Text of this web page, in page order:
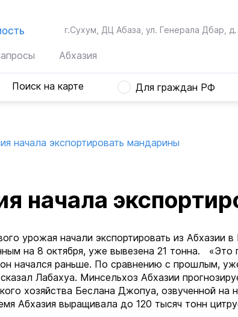
г.Сухум, ДЦ Абаза, ул. Генерала Дбар,
Абхазия
Поиск на карте Для граждан РФ
начала экспортировать мандарины
начала
урожая начали экспортировать из Абхазии
на 8 октября, уже вывезена 21 тонна.
начался раньше. По сравнению с прошлым,
сказал Лабахуа. Минсельхоз Абхазии
хозяйства Беслана Джопуа, озвученной
Абхазия выращивала до 120 тысяч тонн